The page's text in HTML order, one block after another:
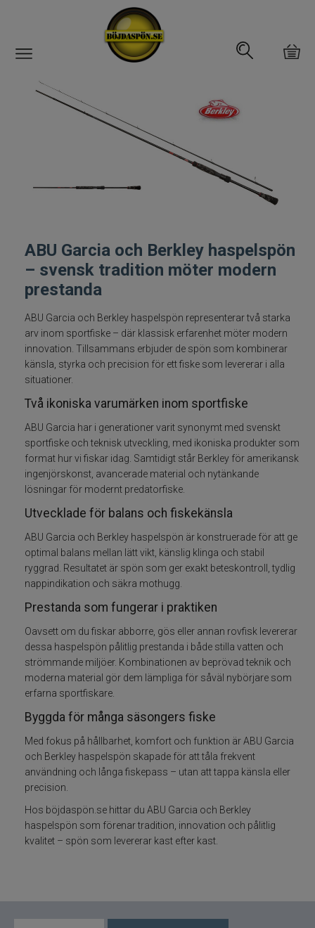
Gäddfemman
Spön till ädelfiske
Spön för gäddfiske
Spön till abborrfiske
Havsfiskespön
Haspelspön
Spinnspön
Teleskopspön
Vertikalspön
Trollingspön
Metspön
Fiskeset
Fiskedrag
Småplock
Tillbehör
Flugbindning
ABU Garcia och Berkley haspelspön
– svensk tradition möter modern
prestanda
ABU Garcia och Berkley haspelspön representerar två starka
arv inom sportfiske – där klassisk erfarenhet möter modern
innovation. Tillsammans erbjuder de spön som kombinerar
känsla, styrka och precision för ett fiske som levererar i alla
situationer.
Två ikoniska varumärken inom sportfiske
ABU Garcia har i generationer varit synonymt med svenskt
sportfiske och teknisk utveckling, med ikoniska produkter som
format hur vi fiskar idag. Samtidigt står Berkley för amerikansk
ingenjörskonst, avancerade material och nytänkande
lösningar för modernt predatorfiske.
Utvecklade för balans och fiskekänsla
ABU Garcia och Berkley haspelspön är konstruerade för att ge
optimal balans mellan lätt vikt, känslig klinga och stabil
ryggrad. Resultatet är spön som ger exakt beteskontroll, tydlig
nappindikation och säkra mothugg.
Prestanda som fungerar i praktiken
Oavsett om du fiskar abborre, gös eller annan rovfisk levererar
dessa haspelspön pålitlig prestanda i både stilla vatten och
strömmande miljöer. Kombinationen av beprövad teknik och
moderna material gör dem lämpliga för såväl nybörjare som
erfarna sportfiskare.
Byggda för många säsongers fiske
Med fokus på hållbarhet, komfort och funktion är ABU Garcia
och Berkley haspelspön skapade för att tåla frekvent
användning och långa fiskepass – utan att tappa känsla eller
precision.
Hos böjdaspön.se hittar du ABU Garcia och Berkley
haspelspön som förenar tradition, innovation och pålitlig
kvalitet – spön som levererar kast efter kast.